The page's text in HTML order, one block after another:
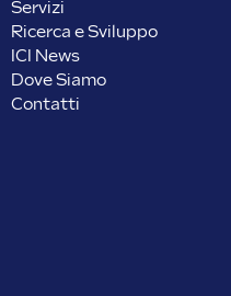
Servizi
Ricerca e Sviluppo
ICI News
Dove Siamo
Contatti